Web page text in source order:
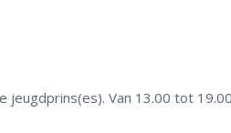
Van 13.00 tot